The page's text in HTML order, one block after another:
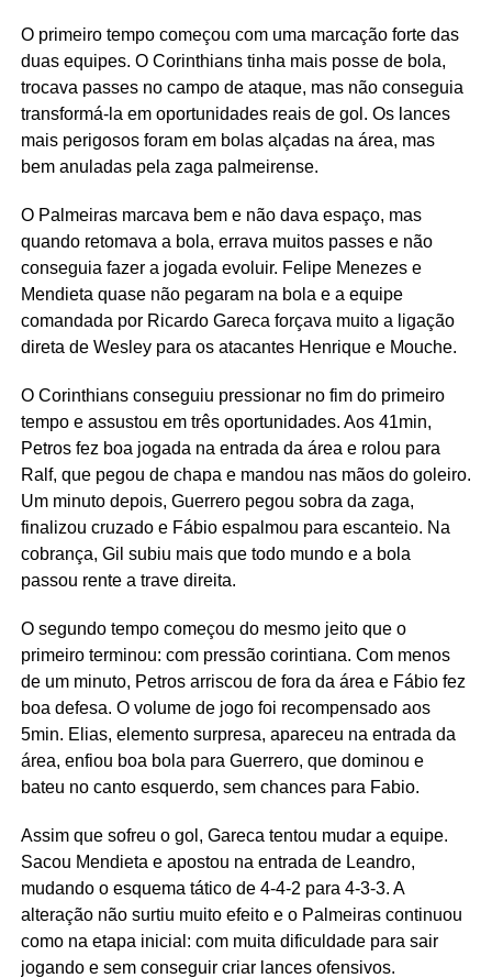
O primeiro tempo começou com uma marcação forte das
duas equipes. O Corinthians tinha mais posse de bola,
trocava passes no campo de ataque, mas não conseguia
transformá-la em oportunidades reais de gol. Os lances
mais perigosos foram em bolas alçadas na área, mas
bem anuladas pela zaga palmeirense.
O Palmeiras marcava bem e não dava espaço, mas
quando retomava a bola, errava muitos passes e não
conseguia fazer a jogada evoluir. Felipe Menezes e
Mendieta quase não pegaram na bola e a equipe
comandada por Ricardo Gareca forçava muito a ligação
direta de Wesley para os atacantes Henrique e Mouche.
O Corinthians conseguiu pressionar no fim do primeiro
tempo e assustou em três oportunidades. Aos 41min,
Petros fez boa jogada na entrada da área e rolou para
Ralf, que pegou de chapa e mandou nas mãos do goleiro.
Um minuto depois, Guerrero pegou sobra da zaga,
finalizou cruzado e Fábio espalmou para escanteio. Na
cobrança, Gil subiu mais que todo mundo e a bola
passou rente a trave direita.
O segundo tempo começou do mesmo jeito que o
primeiro terminou: com pressão corintiana. Com menos
de um minuto, Petros arriscou de fora da área e Fábio fez
boa defesa. O volume de jogo foi recompensado aos
5min. Elias, elemento surpresa, apareceu na entrada da
área, enfiou boa bola para Guerrero, que dominou e
bateu no canto esquerdo, sem chances para Fabio.
Assim que sofreu o gol, Gareca tentou mudar a equipe.
Sacou Mendieta e apostou na entrada de Leandro,
mudando o esquema tático de 4-4-2 para 4-3-3. A
alteração não surtiu muito efeito e o Palmeiras continuou
como na etapa inicial: com muita dificuldade para sair
jogando e sem conseguir criar lances ofensivos.